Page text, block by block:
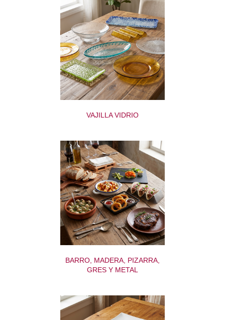
VAJILLA VIDRIO
BARRO, MADERA, PIZARRA,
GRES Y METAL